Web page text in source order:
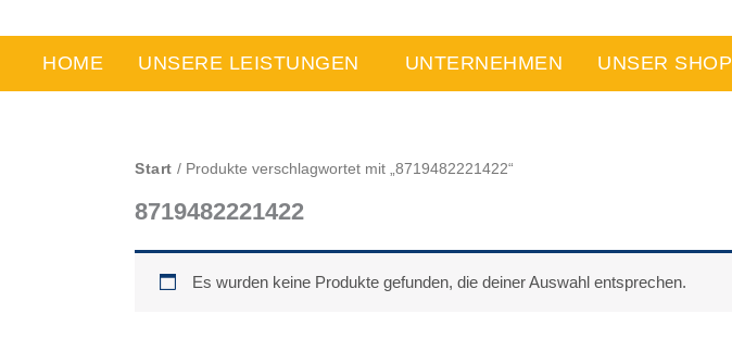
HOME UNSERE LEISTUNGEN UNTERNEHMEN UNSER SHOP
Start / Produkte verschlagwortet mit „8719482221422“
8719482221422
Es wurden keine Produkte gefunden, die deiner Auswahl entsprechen.